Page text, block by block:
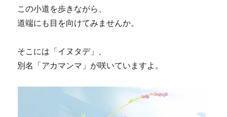
この小道を歩きながら、
道端にも目を向けてみませんか。
そこには「イヌタデ」、
別名「アカマンマ」が咲いていますよ。